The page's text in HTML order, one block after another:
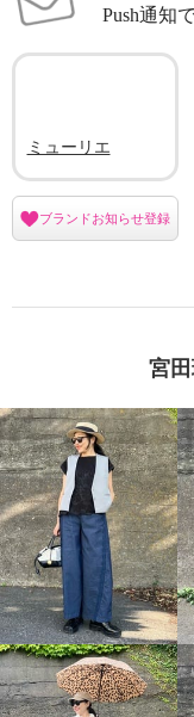
Push通知
ミューリエ
ブランドお知らせ登録
宮